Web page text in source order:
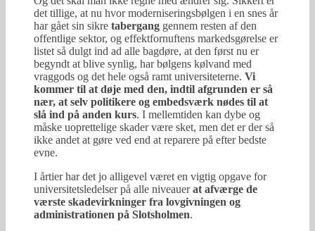
det tillige, at nu hvor moderniseringsbølgen i en snes år
har gået sin sikre tabergang gennem resten af den
offentlige sektor, og effektfornuftens markedsgørelse er
listet så dulgt ind ad alle bagdøre, at den først nu er
begyndt at blive synlig, har bølgens kølvand med
vraggods og det hele også ramt universiteterne. Vi
kommer til at døje med den, indtil afgrunden er så
nær, at selv politikere og embedsværk nødes til at
slå ind på anden kurs. I mellemtiden kan dybe og
måske uoprettelige skader være sket, men det er der så
ikke andet at gøre ved end at reparere på efter bedste
evne.
I årtier har det jo alligevel været en vigtig opgave for
universitetsledelser på alle niveauerat afværge de
værste skadevirkninger fra lovgivningen og
administrationen på Slotsholmen.